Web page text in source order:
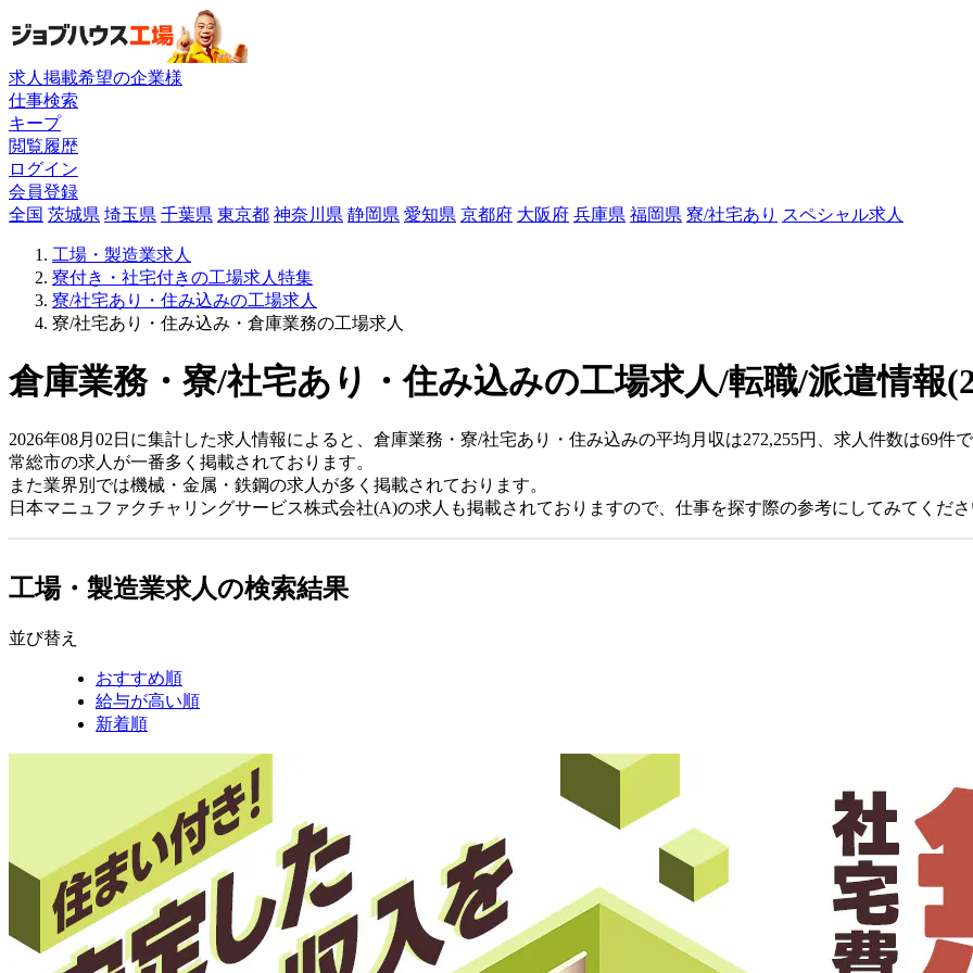
求人掲載希望の企業様
仕事検索
キープ
閲覧履歴
ログイン
会員登録
全国 茨城県 埼玉県 千葉県 東京都 神奈川県 静岡県 愛知県 京都府 大阪府 兵庫県 福岡県 寮/社宅あり スペシャル求人
工場・製造業求人
寮付き・社宅付きの工場求人特集
寮/社宅あり・住み込みの工場求人
寮/社宅あり・住み込み・倉庫業務の工場求人
倉庫業務・寮/社宅あり・住み込みの工場求人/転職/派遣情報
2026年08月02日に集計した求人情報によると、倉庫業務・寮/社宅あり・住み込みの平均月収は272,255円、求人件数は69件
常総市の求人が一番多く掲載されております。
また業界別では機械・金属・鉄鋼の求人が多く掲載されております。
日本マニュファクチャリングサービス株式会社(A)の求人も掲載されておりますので、仕事を探す際の参考にしてみてくだ
工場・製造業求人の検索結果
並び替え
おすすめ順
給与が高い順
新着順